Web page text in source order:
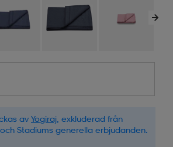
av Yogiraj , exkluderad från
Stadiums generella erbjudanden.